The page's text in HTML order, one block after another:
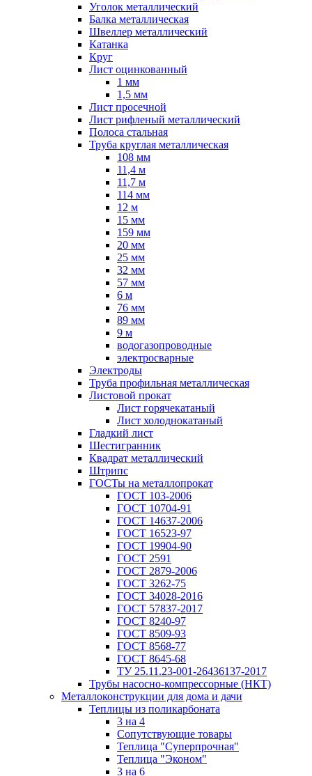
Уголок металлический
Балка металлическая
Швеллер металлический
Катанка
Круг
Лист оцинкованный
1 мм
1,5 мм
Лист просечной
Лист рифленый металлический
Полоса стальная
Труба круглая металлическая
108 мм
11,4 м
11,7 м
114 мм
12 м
15 мм
159 мм
20 мм
25 мм
32 мм
57 мм
6 м
76 мм
89 мм
9 м
водогазопроводные
электросварные
Электроды
Труба профильная металлическая
Листовой прокат
Лист горячекатаный
Лист холоднокатаный
Гладкий лист
Шестигранник
Квадрат металлический
Штрипс
ГОСТы на металлопрокат
ГОСТ 103-2006
ГОСТ 10704-91
ГОСТ 14637-2006
ГОСТ 16523-97
ГОСТ 19904-90
ГОСТ 2591
ГОСТ 2879-2006
ГОСТ 3262-75
ГОСТ 34028-2016
ГОСТ 57837-2017
ГОСТ 8240-97
ГОСТ 8509-93
ГОСТ 8568-77
ГОСТ 8645-68
ТУ 25.11.23-001-26436137-2017
Трубы насосно-компрессорные (НКТ)
Металлоконструкции для дома и дачи
Теплицы из поликарбоната
3 на 4
Сопутствующие товары
Теплица "Суперпрочная"
Теплица "Эконом"
3 на 6